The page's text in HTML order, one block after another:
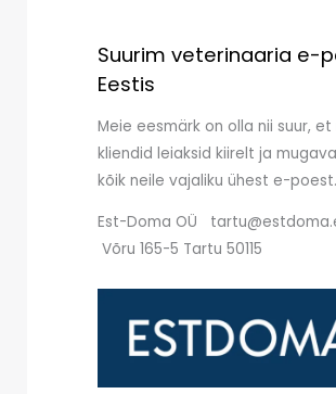
Suurim veterinaaria e-
Eestis
Meie eesmärk on olla nii suur, et
kliendid leiaksid kiirelt ja
kõik neile vajaliku ühest e-poest.
Est-Doma OÜ
Võru 165-5 Tartu 50115